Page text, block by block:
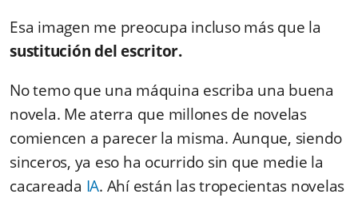
Esa imagen me preocupa incluso más que la
sustitución del escritor.
No temo que una máquina escriba una buena
novela. Me aterra que millones de novelas
comiencen a parecer la misma. Aunque, siendo
sinceros, ya eso ha ocurrido sin que medie la
cacareada IA. Ahí están las tropecientas novelas